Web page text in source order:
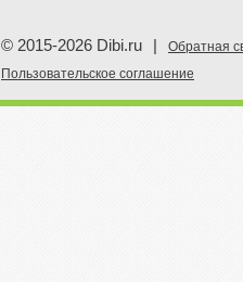
© 2015-2026 Dibi.ru
Обратная
Пoльзовательское соглашение